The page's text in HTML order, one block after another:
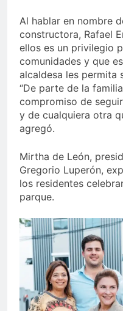
Al hablar en nombre
constructora, Rafael
ellos es un privilegio
comunidades y que
alcaldesa les permita
“De parte de la
compromiso de
y de cualquiera otra
agregó.
Mirtha de León,
Gregorio Luperón,
los residentes
parque.